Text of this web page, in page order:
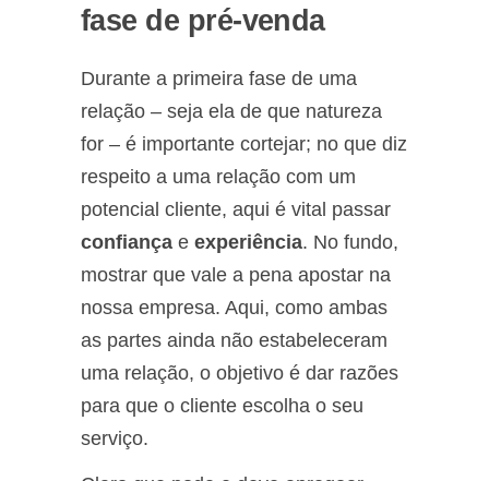
fase de pré-venda
Durante a primeira fase de uma
relação – seja ela de que natureza
for – é importante cortejar; no que diz
respeito a uma relação com um
potencial cliente, aqui é vital passar
confiança e experiência. No fundo,
mostrar que vale a pena apostar na
nossa empresa. Aqui, como ambas
as partes ainda não estabeleceram
uma relação, o objetivo é dar razões
para que o cliente escolha o seu
serviço.